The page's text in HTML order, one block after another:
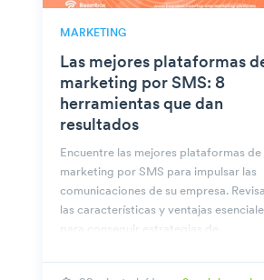
MARKETING
Las mejores plataformas
marketing por SMS: 8
herramientas que dan
resultados
Encuentre las mejores plataformas de
marketing por SMS para impulsar las
comunicaciones de su empresa. Revisa
las características y ventajas
para conseguir estrategias de